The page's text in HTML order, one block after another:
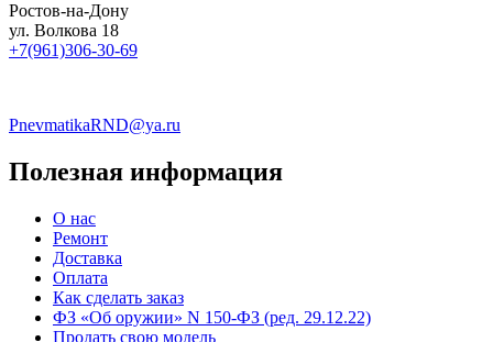
Ростов-на-Дону
ул. Волкова 18
+7(961)306-30-69
PnevmatikaRND@ya.ru
Полезная информация
О нас
Ремонт
Доставка
Оплата
Как сделать заказ
ФЗ «Об оружии» N 150-ФЗ (ред. 29.12.22)
Продать свою модель